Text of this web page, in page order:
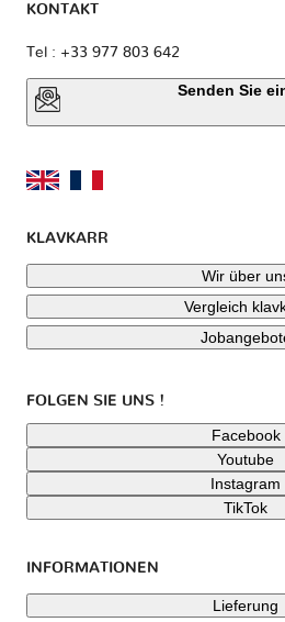
KONTAKT
Tel : +33 977 803 642
Senden Sie
KLAVKARR
Wir über
Vergleich
FOLGEN SIE UNS !
Facebook
Youtube
Instagram
TikTok
INFORMATIONEN
Lieferung